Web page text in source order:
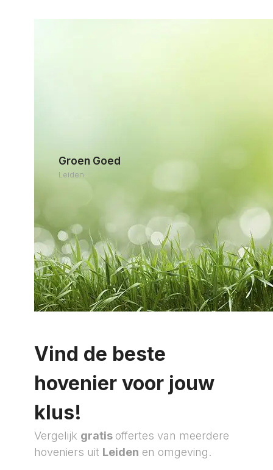
Groen Goed
Leiden
Vind de beste
hovenier voor jouw
klus!
Vergelijk gratis offertes van meerdere
hoveniers uit Leiden en omgeving.